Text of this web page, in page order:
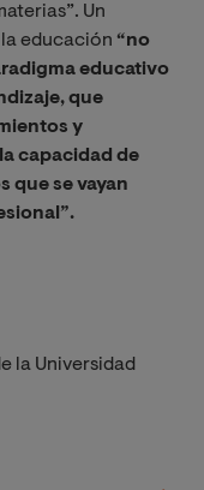
Un
educación “no
educativo
que
y
capacidad de
que se vayan
la Universidad